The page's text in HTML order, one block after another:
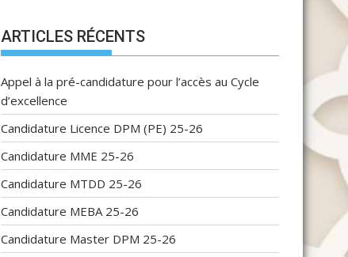
ARTICLES RÉCENTS
Appel à la pré-candidature pour l’accès au Cycle
d’excellence
Candidature Licence DPM (PE) 25-26
Candidature MME 25-26
Candidature MTDD 25-26
Candidature MEBA 25-26
Candidature Master DPM 25-26